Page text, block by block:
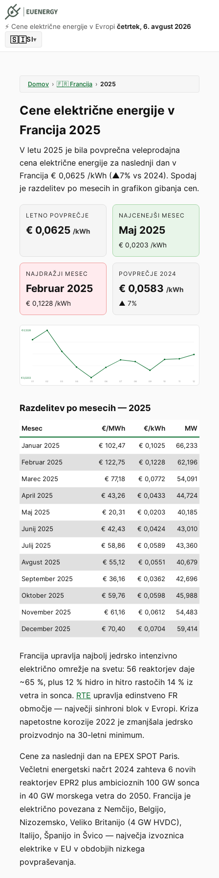
⚡️ Cene električne energije v Evropi četrtek, 6. avgust 2026
🇸🇮SI▾
Domov › 🇫🇷 Francija › 2025
Cene električne energije v
Francija 2025
V letu 2025 je bila povprečna veleprodajna
cena električne energije za naslednji dan v
Francija € 0,0625 /kWh (▲7% vs 2024). Spodaj
je razdelitev po mesecih in grafikon gibanja cen.
LETNO POVPREČJE
€ 0,0625 /kWh
NAJCENEJŠI MESEC
Maj 2025
€ 0,0203 /kWh
NAJDRAŽJI MESEC
Februar 2025
€ 0,1228 /kWh
POVPREČJE 2024
€ 0,0583 /kWh
▲ 7%
€ 0,1228
€ 0,0203
01 02 03 04 05 06 07 08 09 10 11 12
Razdelitev po mesecih — 2025
Mesec €/MWh €/kWh MW
Januar 2025 € 102,47 € 0,1025 66,233
Februar 2025 € 122,75 € 0,1228 62,196
Marec 2025 € 77,18 € 0,0772 54,091
April 2025 € 43,26 € 0,0433 44,724
Maj 2025 € 20,31 € 0,0203 40,185
Junij 2025 € 42,43 € 0,0424 43,010
Julij 2025 € 58,86 € 0,0589 43,360
Avgust 2025 € 55,12 € 0,0551 40,679
September 2025 € 36,16 € 0,0362 42,696
Oktober 2025 € 59,76 € 0,0598 45,988
November 2025 € 61,16 € 0,0612 54,483
December 2025 € 70,40 € 0,0704 59,414
Francija upravlja najbolj jedrsko intenzivno
električno omrežje na svetu: 56 reaktorjev daje
~65 %, plus 12 % hidro in hitro rastočih 14 % iz
vetra in sonca. RTE upravlja edinstveno FR
območje — največji sinhroni blok v Evropi. Kriza
napetostne korozije 2022 je zmanjšala jedrsko
proizvodnjo na 30-letni minimum.
Cene za naslednji dan na EPEX SPOT Paris.
Večletni energetski načrt 2024 zahteva 6 novih
reaktorjev EPR2 plus ambicioznih 100 GW sonca
in 40 GW morskega vetra do 2050. Francija je
električno povezana z Nemčijo, Belgijo,
Nizozemsko, Veliko Britanijo (4 GW HVDC),
Italijo, Španijo in Švico — največja izvoznica
elektrike v EU v obdobjih nizkega
povpraševanja.